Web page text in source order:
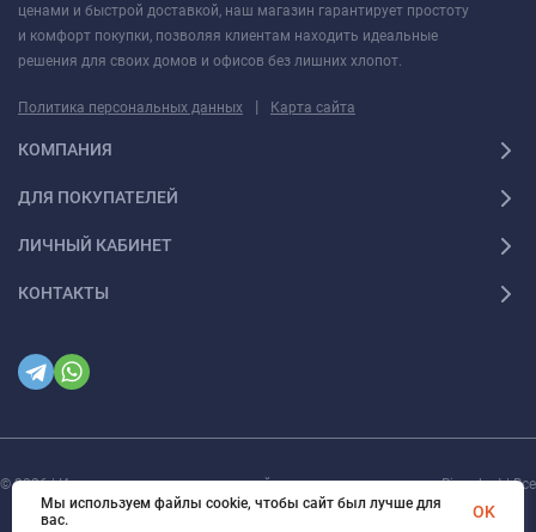
ценами и быстрой доставкой, наш магазин гарантирует простоту
и комфорт покупки, позволяя клиентам находить идеальные
решения для своих домов и офисов без лишних хлопот.
Политика персональных данных | Карта сайта
КОМПАНИЯ
ДЛЯ ПОКУПАТЕЛЕЙ
ЛИЧНЫЙ КАБИНЕТ
КОНТАКТЫ
© 2026 | Интернет магазин инженерной сантехники и электрики Rigaplast | Все
права защищены
Мы используем файлы cookie, чтобы сайт был лучше для
вас.
OK